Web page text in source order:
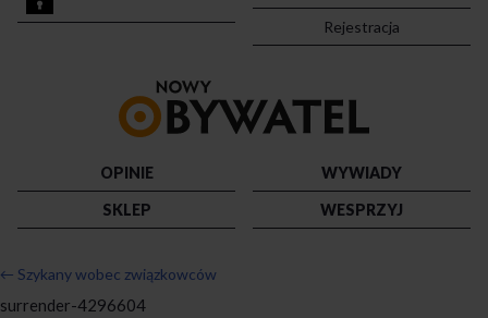
Rejestracja
strony
OPINIE
WYWIADY
SKLEP
WESPRZYJ
← Szykany wobec związkowców
surrender-4296604